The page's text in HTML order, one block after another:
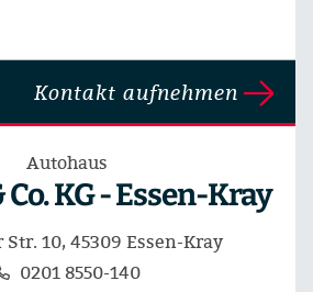
Kontakt aufnehmen
Autohaus
Co. KG - Essen-Kray
Str. 10, 45309 Essen-Kray
0201 8550-140